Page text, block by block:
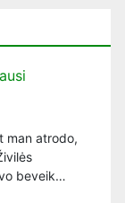
man atrodo,
beveik…